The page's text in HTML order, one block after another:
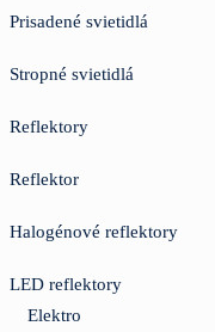
Prisadené svietidlá
Stropné svietidlá
Reflektory
Reflektor
Halogénové reflektory
LED reflektory
Elektro